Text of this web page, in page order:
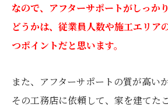
なので、アフターサポートがしっか
どうかは、従業員人数や施工エリア
つポイントだと思います。
また、アフターサポートの質が高い
その工務店に依頼して、家を建てた